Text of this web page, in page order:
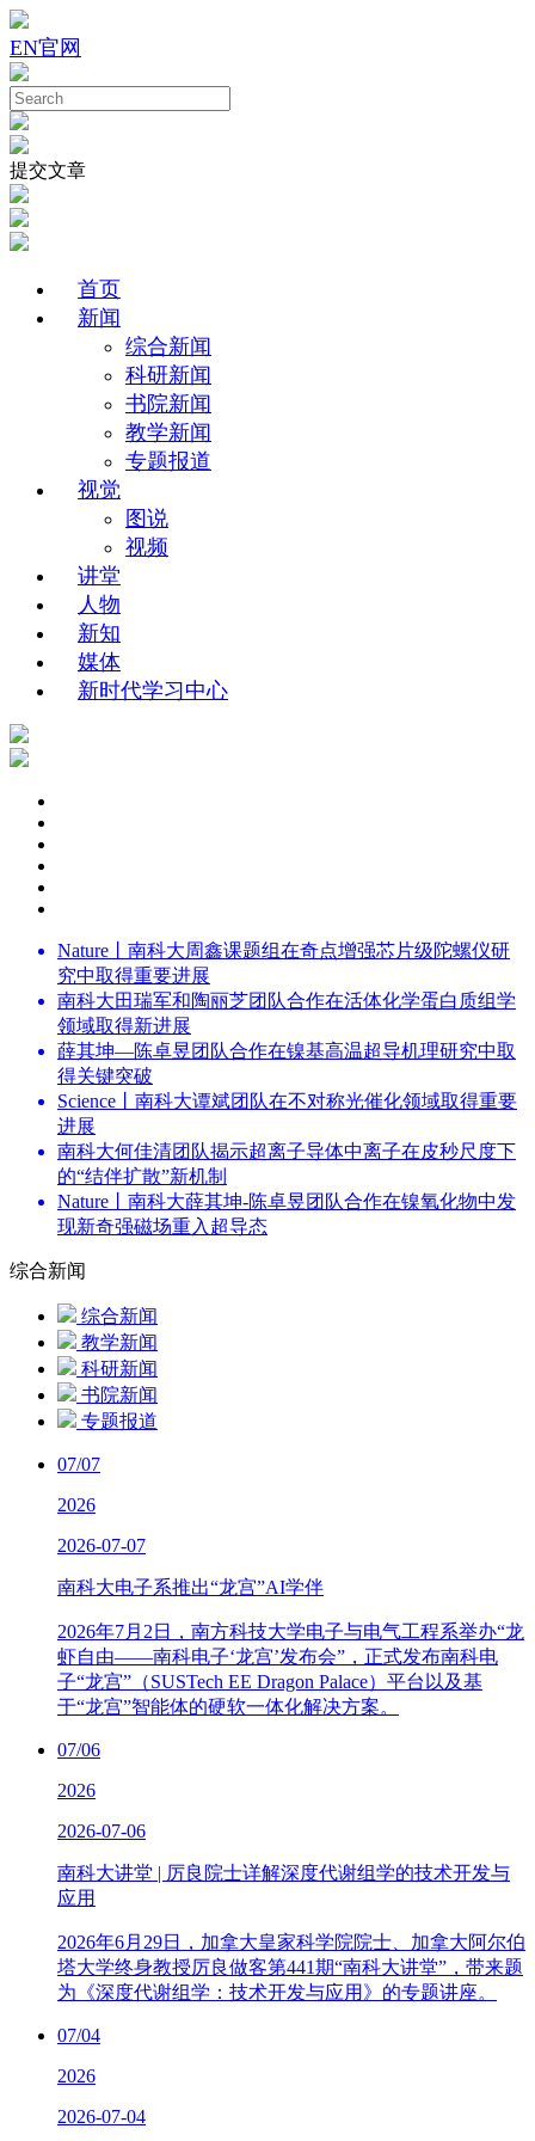
EN官网
提交文章
首页
新闻
综合新闻
科研新闻
书院新闻
教学新闻
专题报道
视觉
图说
视频
讲堂
人物
新知
媒体
新时代学习中心
Nature丨南科大周鑫课题组在奇点增强芯片级陀螺仪研
究中取得重要进展
南科大田瑞军和陶丽芝团队合作在活体化学蛋白质组学
领域取得新进展
薛其坤—陈卓昱团队合作在镍基高温超导机理研究中取
得关键突破
Science丨南科大谭斌团队在不对称光催化领域取得重要
进展
南科大何佳清团队揭示超离子导体中离子在皮秒尺度下
的“结伴扩散”新机制
Nature丨南科大薛其坤-陈卓昱团队合作在镍氧化物中发
现新奇强磁场重入超导态
综合新闻
综合新闻
教学新闻
科研新闻
书院新闻
专题报道
07/07
2026
2026-07-07
南科大电子系推出“龙宫”AI学伴
2026年7月2日，南方科技大学电子与电气工程系举办“龙
虾自由——南科电子‘龙宫’发布会”，正式发布南科电
子“龙宫”（SUSTech EE Dragon Palace）平台以及基
于“龙宫”智能体的硬软一体化解决方案。
07/06
2026
2026-07-06
南科大讲堂 | 厉良院士详解深度代谢组学的技术开发与
应用
2026年6月29日，加拿大皇家科学院院士、加拿大阿尔伯
塔大学终身教授厉良做客第441期“南科大讲堂”，带来题
为《深度代谢组学：技术开发与应用》的专题讲座。
07/04
2026
2026-07-04